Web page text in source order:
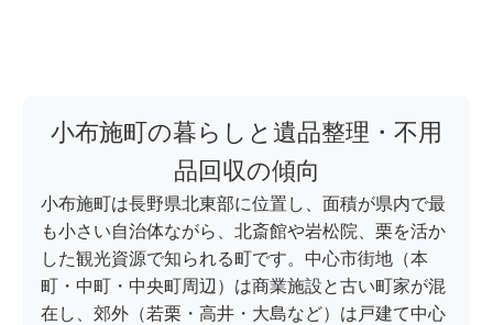
小布施町の暮らしと遺品整理・不用
品回収の傾向
小布施町は長野県北東部に位置し、面積が県内で最
も小さい自治体ながら、北斎館や岩松院、栗を活か
した観光資源で知られる町です。中心市街地（本
町・中町・中央町周辺）は商業施設と古い町家が混
在し、郊外（若栗・高井・大島など）は戸建て中心